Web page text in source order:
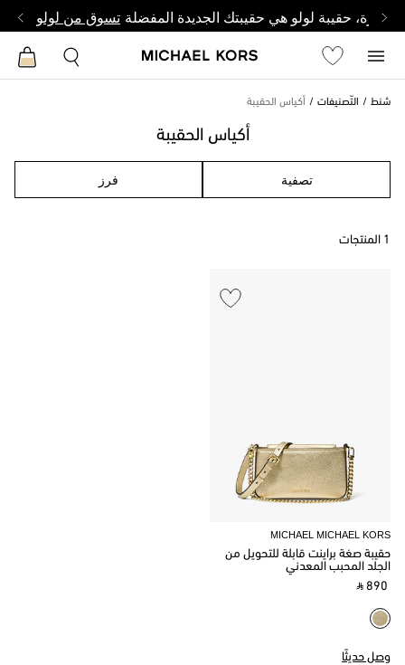
وصغيرة، حقيبة لولو هي حقيبتك الجديدة المفضلة تسوق من لولو
شنط التّصنيفات أكياس الحقيبة
أكياس الحقيبة
تصفية فرز
1 المنتجات
MICHAEL MICHAEL KORS
حقيبة صغة براينت قابلة للتحويل من
الجلد المحبب المعدني
‎ ⃁ 890 ‎
وصل حديثًا